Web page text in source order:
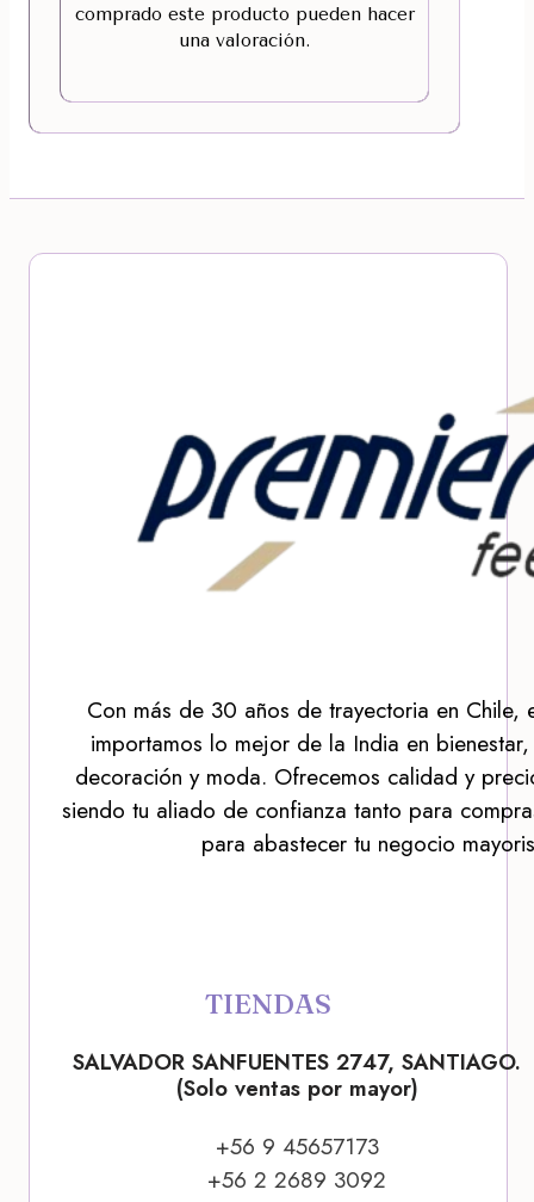
comprado este producto pueden hacer
una valoración.
Con más de 30 años de trayectoria en Chile,
importamos lo mejor de la India en
decoración y moda. Ofrecemos calidad y
siendo tu aliado de confianza tanto para
para abastecer tu negocio
TIENDAS
SALVADOR SANFUENTES 2747, SANTIAGO.
(Solo ventas por mayor)
+56 9 45657173
+56 2 2689 3092